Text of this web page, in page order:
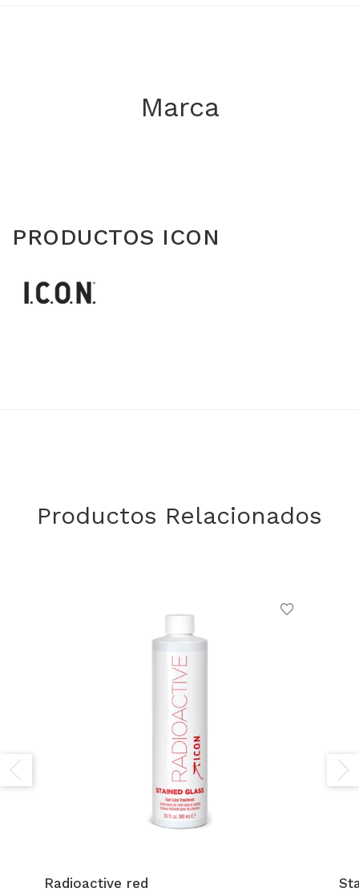
Marca
PRODUCTOS ICON
Productos Relacionados
Radioactive red